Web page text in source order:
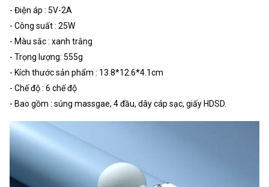
- Điện áp : 5V-2A
- Công suất : 25W
- Màu sắc : xanh trắng
- Trọng lượng: 555g
- Kích thước sản phẩm : 13.8*12.6*4.1cm
- Chế độ : 6 chế độ
- Bao gồm : súng massgae, 4 đầu, dây cáp sạc, giấy HDSD.